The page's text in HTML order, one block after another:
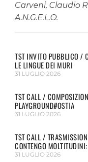
Carveni, Claudio
A.N.G.E.L.O.
TST INVITO PUBBLICO /
LE LINGUE DEI MURI
31 LUGLIO 2026
TST CALL /
PLAYGROUND#OSTIA
31 LUGLIO 2026
TST CALL /
CONTENGO
31 LUGLIO 2026